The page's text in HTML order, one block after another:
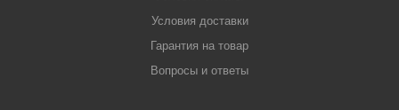
Условия доставки
Гарантия на товар
Вопросы и ответы